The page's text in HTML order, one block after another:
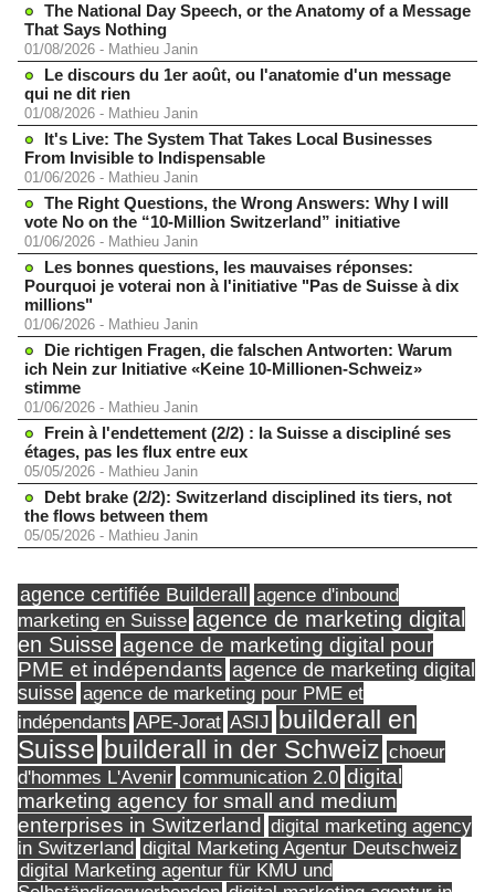
The National Day Speech, or the Anatomy of a Message
That Says Nothing
01/08/2026 - Mathieu Janin
Le discours du 1er août, ou l'anatomie d'un message
qui ne dit rien
01/08/2026 - Mathieu Janin
It's Live: The System That Takes Local Businesses
From Invisible to Indispensable
01/06/2026 - Mathieu Janin
The Right Questions, the Wrong Answers: Why I will
vote No on the “10-Million Switzerland” initiative
01/06/2026 - Mathieu Janin
Les bonnes questions, les mauvaises réponses:
Pourquoi je voterai non à l'initiative "Pas de Suisse à dix
millions"
01/06/2026 - Mathieu Janin
Die richtigen Fragen, die falschen Antworten: Warum
ich Nein zur Initiative «Keine 10-Millionen-Schweiz»
stimme
01/06/2026 - Mathieu Janin
Frein à l'endettement (2/2) : la Suisse a discipliné ses
étages, pas les flux entre eux
05/05/2026 - Mathieu Janin
Debt brake (2/2): Switzerland disciplined its tiers, not
the flows between them
05/05/2026 - Mathieu Janin
agence certifiée Builderall
agence d'inbound
marketing en Suisse agence de marketing digital
en Suisse agence de marketing digital pour
PME et indépendants agence de marketing digital
suisse agence de marketing pour PME et
indépendants APE-Jorat ASIJ builderall en
Suisse builderall in der Schweiz choeur
d'hommes L'Avenir communication 2.0 digital
marketing agency for small and medium
enterprises in Switzerland digital marketing agency
in Switzerland digital Marketing Agentur Deutschweiz
digital Marketing agentur für KMU und